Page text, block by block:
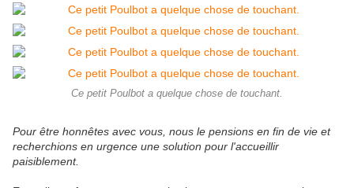
Ce petit Poulbot a quelque chose de touchant.
Pour être honnêtes avec vous, nous le pensions en fin de vie et
recherchions en urgence une solution pour l'accueillir
paisiblement.